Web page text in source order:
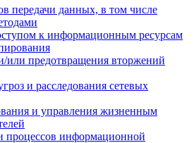
передачи данных, в том числе
к информационным ресурсам
или предотвращения вторжений
и расследования сетевых
и управления жизненным
процессов информационной